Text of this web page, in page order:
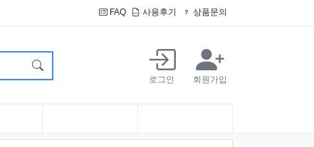
FAQ 사용후기 상품문의
로그인 회원가입